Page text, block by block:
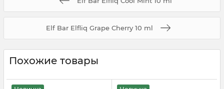
Elf Bar Elfliq Grape Cherry 10 ml
Похожие товары